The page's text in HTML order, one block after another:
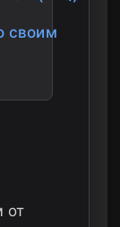
своим
от